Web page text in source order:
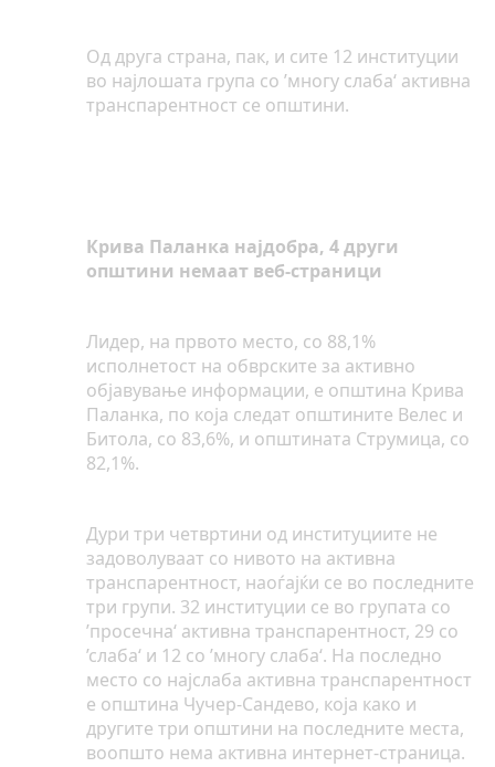
Од друга страна, пак, и сите 12 институции
во најлошата група со ’многу слаба‘ активна
транспарентност се општини.
Крива Паланка најдобра, 4 други
општини немаат веб-страници
Лидер, на првото место, со 88,1%
исполнетост на обврските за активно
објавување информации, е општина Крива
Паланка, по која следат општините Велес и
Битола, со 83,6%, и општината Струмица, со
82,1%.
Дури три четвртини од институциите не
задоволуваат со нивото на активна
транспарентност, наоѓајќи се во последните
три групи. 32 институции се во групата со
’просечна‘ активна транспарентност, 29 со
’слаба‘ и 12 со ’многу слаба‘. На последно
место со најслаба активна транспарентност
е општина Чучер-Сандево, која како и
другите три општини на последните места,
воопшто нема активна интернет-страница.